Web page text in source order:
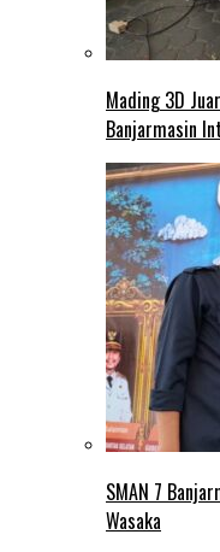
Mading 3D
Banjarmasin
SMAN 7
Wasaka